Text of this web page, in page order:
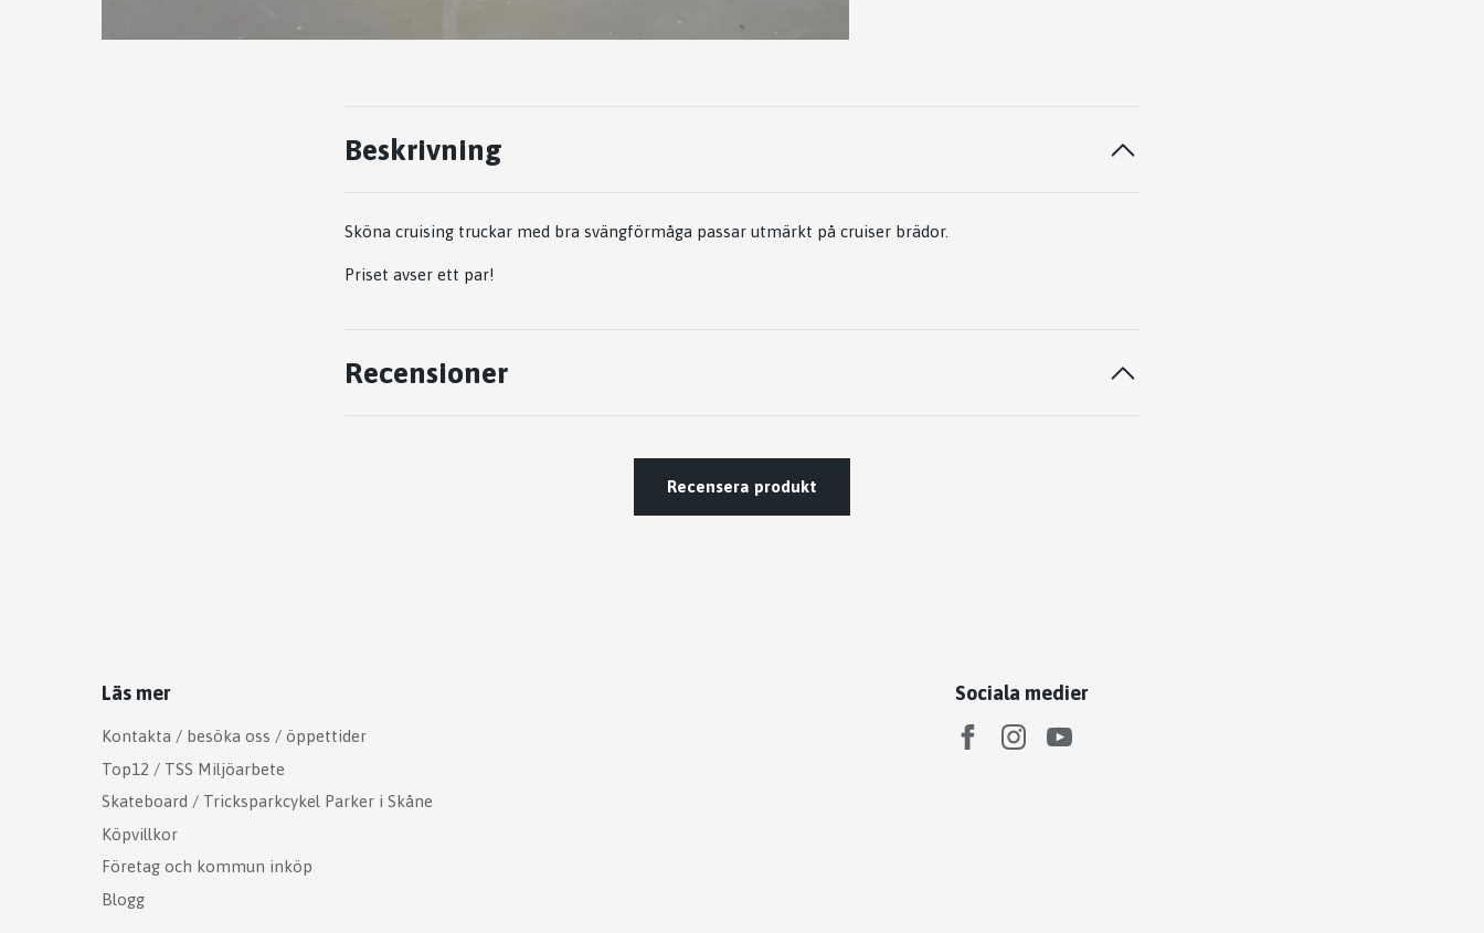
Beskrivning
Sköna cruising truckar med bra svängförmåga passar utmärkt på cruiser brädor.
Priset avser ett par!
Recensioner
Recensera produkt
Läs mer
Kontakta / besöka oss / öppettider
Top12 / TSS Miljöarbete
Skateboard / Tricksparkcykel Parker i Skåne
Köpvillkor
Företag och kommun inköp
Blogg
Sociala medier